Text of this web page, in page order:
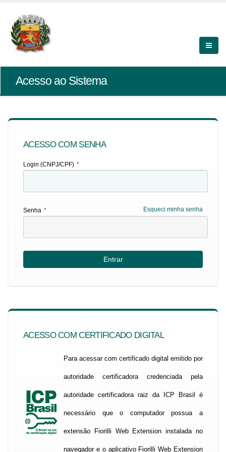
Acesso ao Sistema
ACESSO COM SENHA
Login (CNPJ/CPF) *
Esqueci minha senha
Senha *
ACESSO COM CERTIFICADO DIGITAL
Para acessar com certificado digital emitido por
autoridade certificadora credenciada pela
autoridade certificadora raiz da ICP Brasil é
necessário que o computador possua a
extensão Fiorilli Web Extension instalada no
navegador e o aplicativo Fiorilli Web Extension